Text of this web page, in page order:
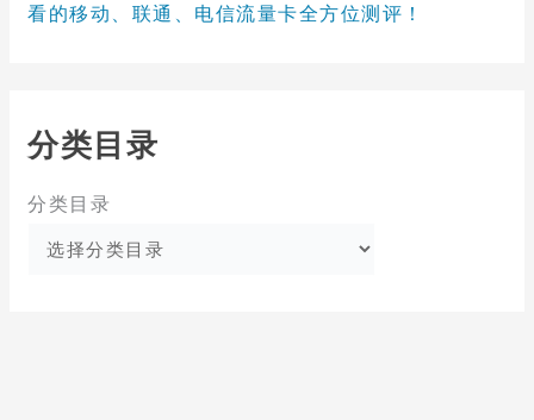
看的移动、联通、电信流量卡全方位测评！
分类目录
分类目录